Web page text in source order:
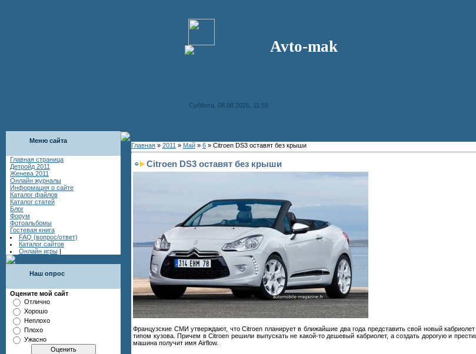
Avto-mak
Суббота, 08.08.2026, 11:55
Меню сайта
Главная страница
Детройд 2011
Женева 2011
Онлайн журналы
Информация о сайте
Каталог файлов
Каталог статей
Блог
Форум
Фотоальбомы
Гостевая книга
FAQ (вопрос/ответ)
Каталог сайтов
Онлайн игры |
Наш опрос
Оцените мой сайт
Отлично
Хорошо
Неплохо
Плохо
Ужасно
Главная » 2011 » Май » 6 » Citroen DS3 оставят без крыши
Citroen DS3 оставят без крыши
Французские СМИ утверждают, что Citroen планирует в ближайшие два года представить свой новый
типом кузова. Причем в Citroen решили выпускать не какой-то дешевый кабриолет, а создать дорогую и
машина получит имя Airflow.